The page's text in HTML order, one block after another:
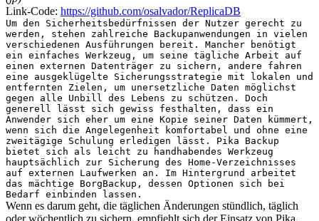
Link-Code: https://github.com/osalvador/ReplicaDB
Um den Sicherheitsbedürfnissen der Nutzer gerecht zu
werden, stehen zahlreiche Backupanwendungen in vielen
verschiedenen Ausführungen bereit. Mancher benötigt
ein einfaches Werkzeug, um seine tägliche Arbeit auf
einen externen Datenträger zu sichern, andere fahren
eine ausgeklügelte Sicherungsstrategie mit lokalen und
entfernten Zielen, um unersetzliche Daten möglichst
gegen alle Unbill des Lebens zu schützen. Doch
generell lässt sich gewiss festhalten, dass ein
Anwender sich eher um eine Kopie seiner Daten kümmert,
wenn sich die Angelegenheit komfortabel und ohne eine
zweitägige Schulung erledigen lässt. Pika Backup
bietet sich als leicht zu handhabendes Werkzeug
hauptsächlich zur Sicherung des Home-Verzeichnisses
auf externen Laufwerken an. Im Hintergrund arbeitet
das mächtige BorgBackup, dessen Optionen sich bei
Bedarf einbinden lassen.
Wenn es darum geht, die täglichen Änderungen stündlich, täglich
oder wöchentlich zu sichern, empfiehlt sich der Einsatz von Pika.